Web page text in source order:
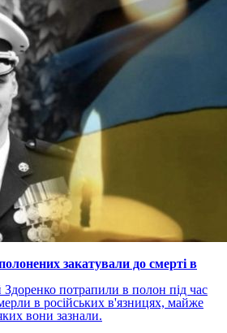
закатували до смерті в
потрапили в полон під час
в російських в'язницях, майже
вони зазнали.